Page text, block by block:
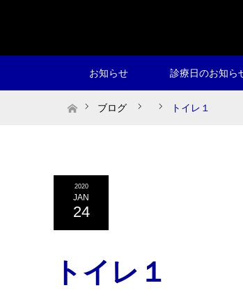
お知らせ 診療日のお知ら
ホームブログ トイレ１
2020
JAN
24
トイレ１